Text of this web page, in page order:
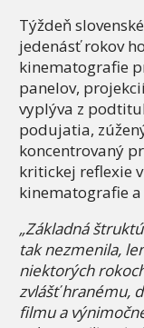
Týždeň
jedenásť rokov
kinematografie
panelov,
vyplýva z
podujatia,
koncentrovaný
kritickej reflexie
kinematografie
„Základná
tak nezmenila,
niektorých
zvlášť hranému,
filmu a